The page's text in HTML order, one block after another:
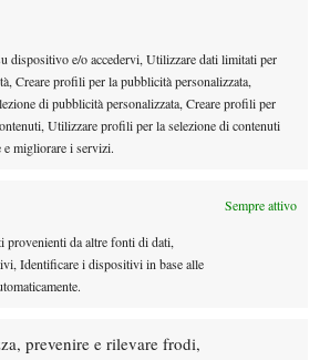
dispositivo e/o accedervi, Utilizzare dati limitati per
Creare profili per la pubblicità personalizzata,
di pubblicità personalizzata, Creare profili per
Utilizzare profili per la selezione di contenuti
e migliorare i servizi.
Sempre attivo
provenienti da altre fonti di dati,
Identificare i dispositivi in base alle
prevenire e rilevare frodi,
News
1000 Montreal 2026: programma,
e ordine di gioco venerdì 7 agosto.
News